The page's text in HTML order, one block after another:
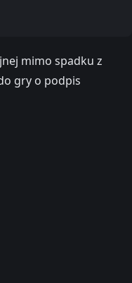
mimo spadku z
gry o podpis